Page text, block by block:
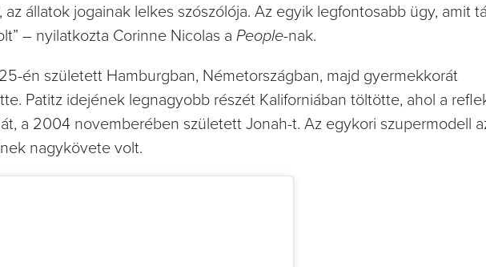
állatok jogainak lelkes szószólója. Az egyik legfontosabb ügy, amit
– nyilatkozta Corinne Nicolas a People-nak.
én született Hamburgban, Németországban, majd gyermekkorát
Patitz idejének legnagyobb részét Kaliforniában töltötte, ahol a
a 2004 novemberében született Jonah-t. Az egykori szupermodell
nagykövete volt.